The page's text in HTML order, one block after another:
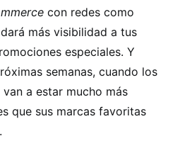
con redes como
más visibilidad a tus
especiales. Y
semanas, cuando los
a estar mucho más
que sus marcas favoritas